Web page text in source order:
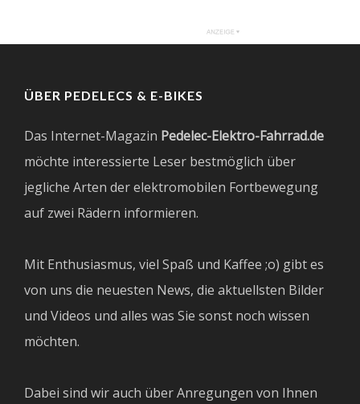
ÜBER PEDELECS & E-BIKES
Das Internet-Magazin Pedelec-Elektro-Fahrrad.de
möchte interessierte Leser bestmöglich über
jegliche Arten der elektromobilen Fortbewegung
auf zwei Rädern informieren.
Mit Enthusiasmus, viel Spaß und Kaffee ;o) gibt es
von uns die neuesten News, die aktuellsten Bilder
und Videos und alles was Sie sonst noch wissen
möchten.
Dabei sind wir auch über Anregungen von Ihnen